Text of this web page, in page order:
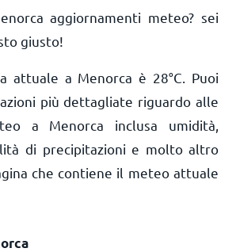
aggiornamenti meteo? sei
giusto!
attuale a Menorca è 28°C . Puoi
più dettagliate riguardo alle
a Menorca inclusa umidità,
di precipitazioni e molto altro
che contiene il meteo attuale